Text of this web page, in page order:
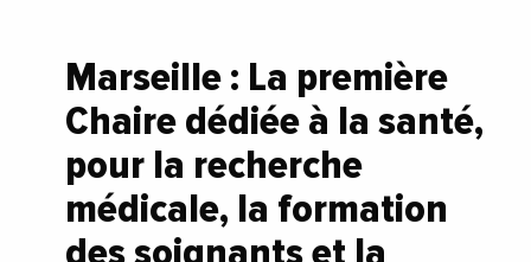
Marseille : La première
Chaire dédiée à la santé,
pour la recherche
médicale, la formation
des soignants et la